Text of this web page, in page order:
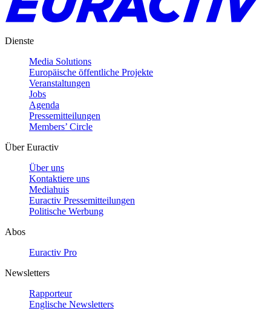
Dienste
Media Solutions
Europäische öffentliche Projekte
Veranstaltungen
Jobs
Agenda
Pressemitteilungen
Members’ Circle
Über Euractiv
Über uns
Kontaktiere uns
Mediahuis
Euractiv Pressemitteilungen
Politische Werbung
Abos
Euractiv Pro
Newsletters
Rapporteur
Englische Newsletters